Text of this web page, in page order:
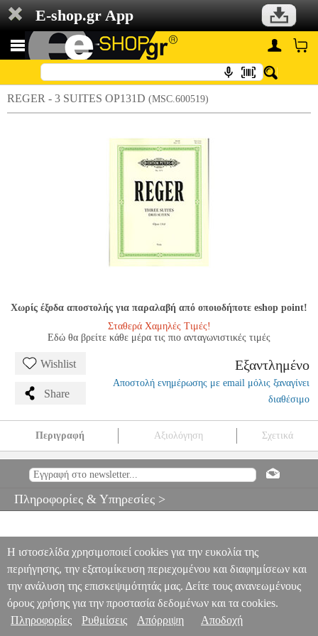
E-shop.gr App
REGER - 3 SUITES OP131D (MSC.600519)
Χωρίς έξοδα αποστολής για παραλαβή από οποιοδήποτε eshop point!
Σταθερά Χαμηλές Τιμές!
Εδώ θα βρείτε κάθε μέρα τις πιο ανταγωνιστικές τιμές
Wishlist
Share
Εξαντλημένο
Αποστολή ενημέρωσης με email μόλις ξαναγίνει
διαθέσιμο
Περιγραφή Αξιολόγηση Σχετικά
PETERS EDITION PETERS
ΜΟΥΣΙΚΑ ΒΙΒΛΙΑ ΕΓΧΟΡΔΩΝ
0
Πληροφορίες & Υπηρεσίες >
Η ιστοσελίδα χρησιμοποιεί cookies για την ευκολία της
περιήγησης, την εξατομίκευση περιεχομένου και διαφημίσεων και
την ανάλυση της επισκεψιμότητάς μας. Δείτε τους ανανεωμένους
όρους χρήσης για την προστασία δεδομένων και τα cookies.
Πληροφορίες
Ρυθμίσεις Απόρριψη Αποδοχή